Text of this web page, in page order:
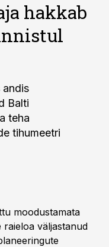
hakkab
andis
Balti
teha
tihumeetri
moodustamata
väljastanud